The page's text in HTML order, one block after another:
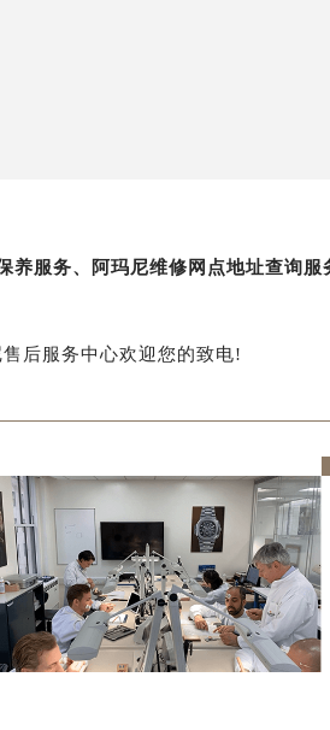
服务、阿玛尼维修网点地址查询服
后服务中心欢迎您的致电!